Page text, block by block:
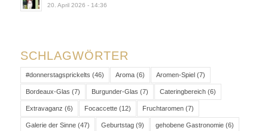
20. April 2026 - 14:36
SCHLAGWÖRTER
#donnerstagsprickelts (46) Aroma(6) Aromen-Spiel(7)
Bordeaux-Glas (7) Burgunder-Glas (7) Cateringbereich(6)
Extravaganz (6) Focaccette(12) Fruchtaromen(7)
Galerie der Sinne(47) Geburtstag(9) gehobene Gastronomie(6)